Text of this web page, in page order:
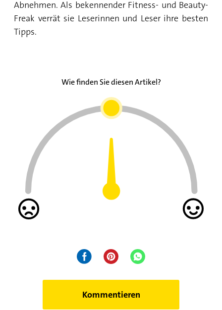
Abnehmen. Als bekennender Fitness- und Beauty-
Freak verrät sie Leserinnen und Leser ihre besten
Tipps.
Wie finden Sie diesen Artikel?
Kommentieren